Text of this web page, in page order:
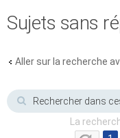
Sujets sans
Aller sur la recherche
La